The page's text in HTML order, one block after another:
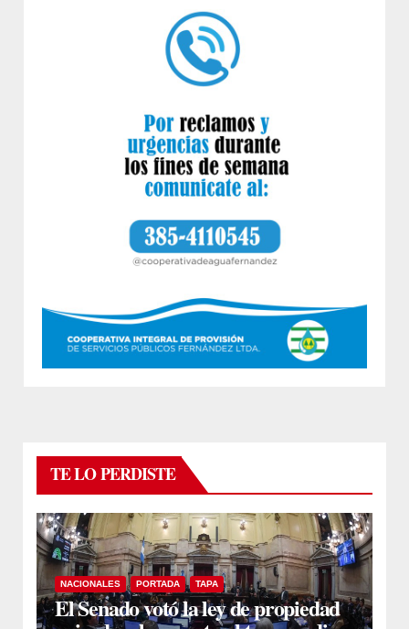
TE LO PERDISTE
NACIONALES PORTADA TAPA
El Senado votó la ley de propiedad